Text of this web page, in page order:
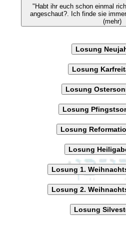
"Habt ihr euch schon einmal
angeschaut?. Ich finde sie immer wieder faszinierend ..."
(mehr)
Losung
Losung
Losung
Losung
Losung
Losung
Losung 1.
Losung 2.
Losung